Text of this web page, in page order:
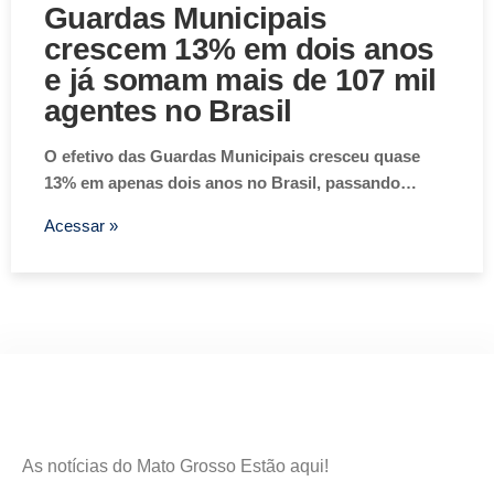
Guardas Municipais
crescem 13% em dois anos
e já somam mais de 107 mil
agentes no Brasil
O efetivo das Guardas Municipais cresceu quase
13% em apenas dois anos no Brasil, passando…
Acessar »
As notícias do Mato Grosso Estão aqui!